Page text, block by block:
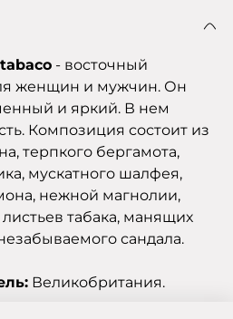
- восточный
женщин и мужчин. Он
и яркий. В нем
Композиция состоит из
терпкого бергамота,
мускатного шалфея,
нежной магнолии,
табака, манящих
сандала.
Великобритания.